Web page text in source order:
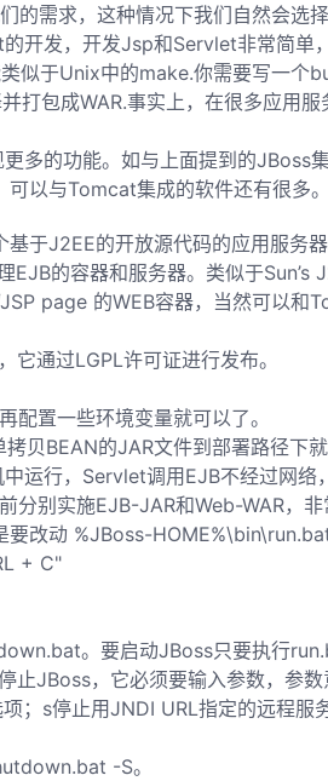
的需求，这种情况下我们自然会选择
发，开发Jsp和Servlet非常简单
似于Unix中的make.你需要写一个
打包成WAR.事实上，在很多应用
多的功能。如与上面提到的JBoss
以与Tomcat集成的软件还有很多。
于J2EE的开放源代码的应用服务
EJB的容器和服务器。类似于
page 的WEB容器，当然可以和
通过LGPL许可证进行发布。
置一些环境变量就可以了。
贝BEAN的JAR文件到部署路径下
运行，Servlet调用EJB不经过网络
别实施EJB-JAR和Web-WAR，非
改动 %JBoss-
+ C"
。要启动JBoss只要执行
JBoss，它必须要输入参数，参数
；s停止用JNDI URL指定的远程
-S。